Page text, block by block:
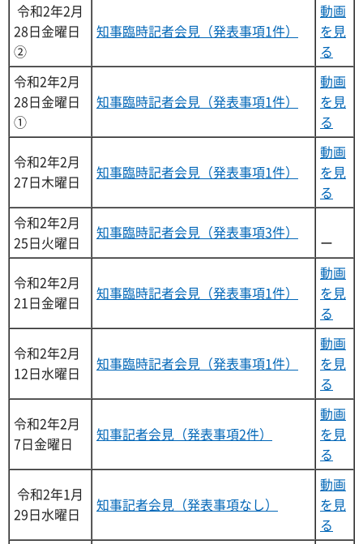
令和2年2月
28日金曜日
②
知事臨時記者会見（発表事項1件）
動画
を見
る
令和2年2月
28日金曜日
①
知事臨時記者会見（発表事項1件）
動画
を見
る
令和2年2月
27日木曜日
知事臨時記者会見（発表事項1件）
動画
を見
る
令和2年2月
25日火曜日
知事臨時記者会見（発表事項3件）
ー
令和2年2月
21日金曜日
知事臨時記者会見（発表事項1件）
動画
を見
る
令和2年2月
12日水曜日
知事臨時記者会見（発表事項1件）
動画
を見
る
令和2年2月
7日金曜日
知事記者会見（発表事項2件）
動画
を見
る
令和2年1月
29日水曜日
知事記者会見（発表事項なし）
動画
を見
る